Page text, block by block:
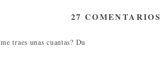
27 COMENTARIOS
traes unas cuantas? Du